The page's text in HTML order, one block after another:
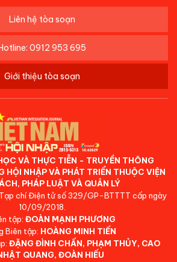
Liên hệ tòa soạn
0912 953 695
Giới thiệu tòa soạn
VÀ THỰC TIỄN - TRUYỀN THÔNG
HỘI NHẬP VÀ PHÁT TRIỂN THUỘC VIỆN
PHÁP LUẬT VÀ QUẢN LÝ
chí Điện tử số 329/GP-BTTTT cấp ngày
10/09/2018.
tập: ĐOÀN MẠNH PHƯƠNG
Biên tập: HOÀNG MINH TIẾN
ĐẶNG ĐÌNH CHẤN, PHẠM THỦY, CAO
QUANG, ĐOÀN HIẾU